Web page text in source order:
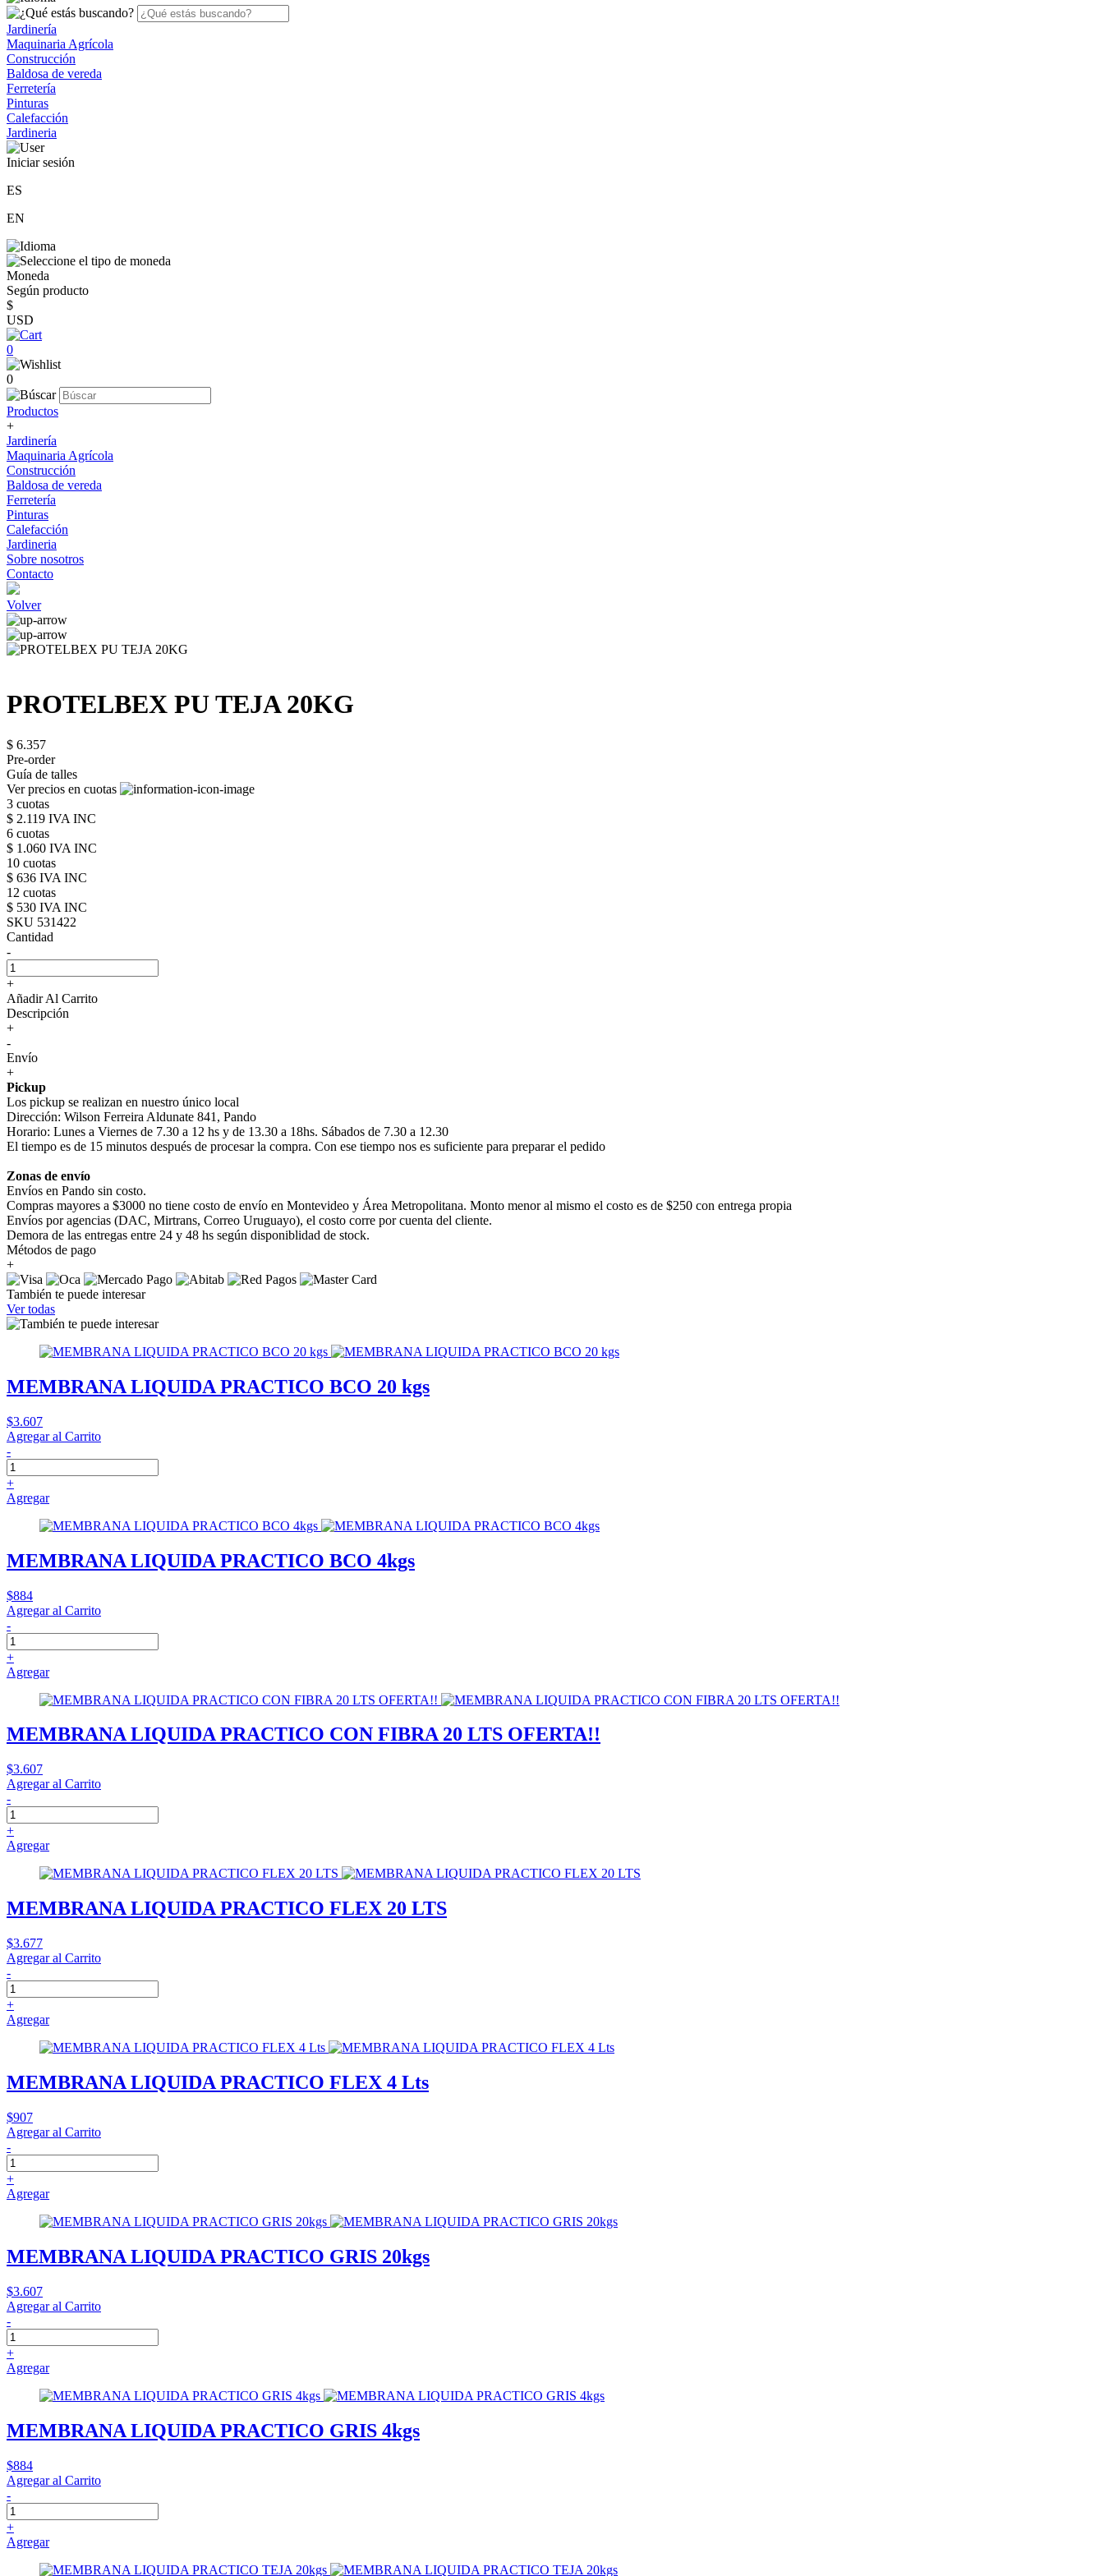
Jardinería
Maquinaria Agrícola
Construcción
Baldosa de vereda
Ferretería
Pinturas
Calefacción
Jardineria
Iniciar sesión
ES
EN
Moneda
Según producto
$
USD
0
0
Productos
+
Jardinería
Maquinaria Agrícola
Construcción
Baldosa de vereda
Ferretería
Pinturas
Calefacción
Jardineria
Sobre nosotros
Contacto
Volver
PROTELBEX PU TEJA 20KG
$ 6.357
Pre-order
Guía de talles
Ver precios en cuotas
3 cuotas
$ 2.119 IVA INC
6 cuotas
$ 1.060 IVA INC
10 cuotas
$ 636 IVA INC
12 cuotas
$ 530 IVA INC
SKU 531422
Cantidad
-
+
Añadir Al Carrito
Descripción
+
-
Envío
+
Pickup
Los pickup se realizan en nuestro único local
Dirección: Wilson Ferreira Aldunate 841, Pando
Horario: Lunes a Viernes de 7.30 a 12 hs y de 13.30 a 18hs. Sábados de 7.30 a 12.30
El tiempo es de 15 minutos después de procesar la compra. Con ese tiempo nos es suficiente para preparar el pedido
Zonas de envío
Envíos en Pando sin costo.
Compras mayores a $3000 no tiene costo de envío en Montevideo y Área Metropolitana. Monto menor al mismo el costo es de $250 con entrega propia
Envíos por agencias (DAC, Mirtrans, Correo Uruguayo), el costo corre por cuenta del cliente.
Demora de las entregas entre 24 y 48 hs según disponiblidad de stock.
Métodos de pago
+
También te puede interesar
Ver todas
MEMBRANA LIQUIDA PRACTICO BCO 20 kgs
$3.607
Agregar al Carrito
-
+
Agregar
MEMBRANA LIQUIDA PRACTICO BCO 4kgs
$884
Agregar al Carrito
-
+
Agregar
MEMBRANA LIQUIDA PRACTICO CON FIBRA 20 LTS OFERTA!!
$3.607
Agregar al Carrito
-
+
Agregar
MEMBRANA LIQUIDA PRACTICO FLEX 20 LTS
$3.677
Agregar al Carrito
-
+
Agregar
MEMBRANA LIQUIDA PRACTICO FLEX 4 Lts
$907
Agregar al Carrito
-
+
Agregar
MEMBRANA LIQUIDA PRACTICO GRIS 20kgs
$3.607
Agregar al Carrito
-
+
Agregar
MEMBRANA LIQUIDA PRACTICO GRIS 4kgs
$884
Agregar al Carrito
-
+
Agregar